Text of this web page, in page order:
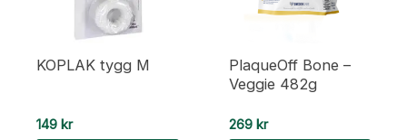
KOPLAK tygg M
149 kr
PlaqueOff Bone –
Veggie 482g
269 kr